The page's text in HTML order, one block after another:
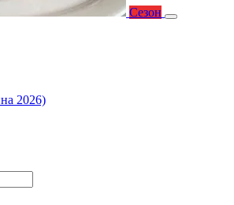
Сезон
2026)